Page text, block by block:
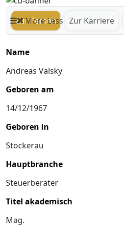
Zur Person Zur Karriere
MoreLess
Name
Andreas Valsky
Geboren am
14/12/1967
Geboren in
Stockerau
Hauptbranche
Steuerberater
Titel akademisch
Mag.